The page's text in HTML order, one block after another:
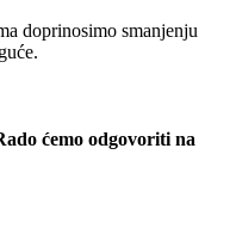
doprinosimo smanjenju
ćemo odgovoriti na